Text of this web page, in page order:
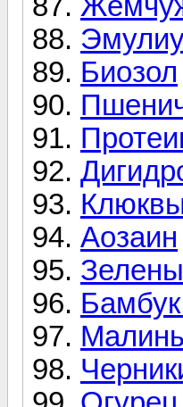
Биозол
Аозаин